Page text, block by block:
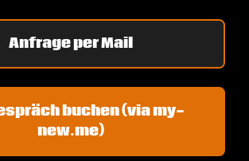
Anfrage per Mail
buchen (via my-
new.me)